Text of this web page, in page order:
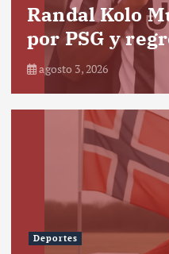
Randal Kolo
por PSG y
agosto 3, 2026
Deportes